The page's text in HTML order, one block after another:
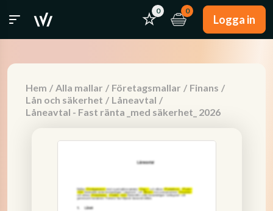
0 0
Logga in
Hem / Alla mallar / Företagsmallar / Finans /
Lån och säkerhet / Låneavtal /
Låneavtal - Fast ränta _med säkerhet_ 2026